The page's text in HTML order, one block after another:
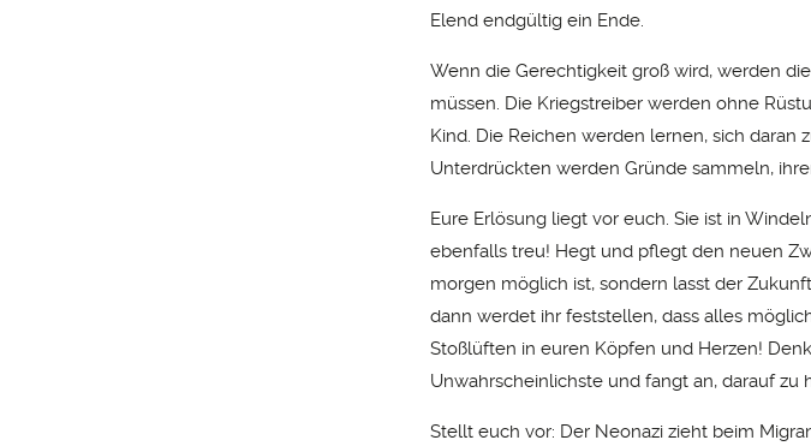
Elend endgültig ein Ende.
Wenn die Gerechtigkeit groß wird, werden
müssen. Die Kriegstreiber werden ohne
Kind. Die Reichen werden lernen, sich daran
Unterdrückten werden Gründe sammeln,
Eure Erlösung liegt vor euch. Sie ist in
ebenfalls treu! Hegt und pflegt den neuen
morgen möglich ist, sondern lasst der
dann werdet ihr feststellen, dass alles
Stoßlüften in euren Köpfen und Herzen!
Unwahrscheinlichste und fangt an, darauf zu
Stellt euch vor: Der Neonazi zieht beim